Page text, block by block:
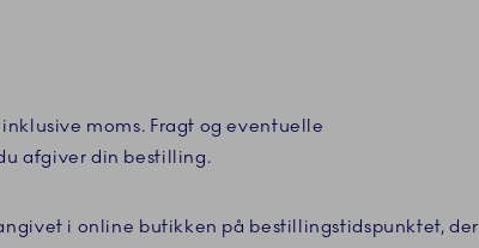
moms. Fragt og eventuelle
afgiver din bestilling.
i online butikken på bestillingstidspunktet, der